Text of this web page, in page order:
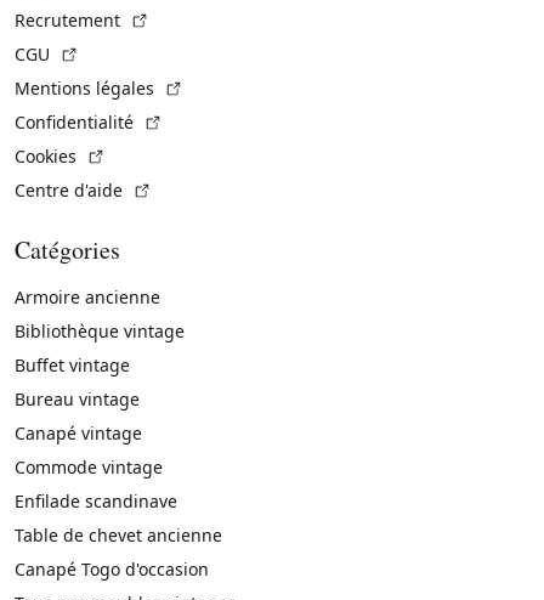
Recrutement
CGU
Mentions légales
Confidentialité
Cookies
Centre d'aide
Catégories
Armoire ancienne
Bibliothèque vintage
Buffet vintage
Bureau vintage
Canapé vintage
Commode vintage
Enfilade scandinave
Table de chevet ancienne
Canapé Togo d'occasion